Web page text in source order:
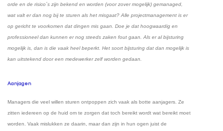
orde en de risico´s zijn bekend en worden (voor zover mogelijk) gemanaged,
wat valt er dan nog bij te sturen als het misgaat? Alle projectmanagement is er
op gericht te voorkomen dat dingen mis gaan. Doe je dat hoogwaardig en
professioneel dan kunnen er nog steeds zaken fout gaan. Als er al bijsturing
mogelijk is, dan is die vaak heel beperkt. Het soort bijsturing dat dan mogelijk is
kan uitstekend door een medewerker zelf worden gedaan.
Aanjagen
Managers die veel willen sturen ontpoppen zich vaak als botte aanjagers. Ze
zitten iedereen op de huid om te zorgen dat toch bereikt wordt wat bereikt moet
worden. Vaak mislukken ze daarin, maar dan zijn in hun ogen juist de